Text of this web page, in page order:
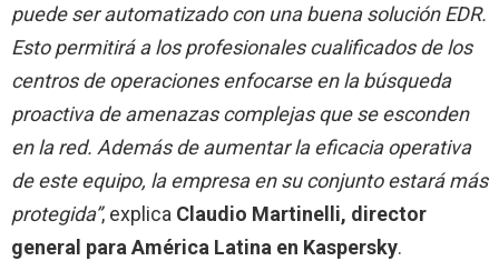
puede ser automatizado con una buena solución EDR.
Esto permitirá a los profesionales cualificados de los
centros de operaciones enfocarse en la búsqueda
proactiva de amenazas complejas que se esconden
en la red. Además de aumentar la eficacia operativa
de este equipo, la empresa en su conjunto estará más
protegida”, explica Claudio Martinelli, director
general para América Latina en Kaspersky.